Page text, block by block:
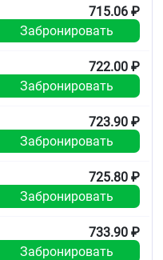
715.06 ₽
Забронировать
722.00 ₽
Забронировать
723.90 ₽
Забронировать
725.80 ₽
Забронировать
733.90 ₽
Забронировать